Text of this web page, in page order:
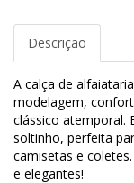
Descrição
A calça de
modelagem,
clássico atemporal.
soltinho, perfeita
camisetas e
e elegantes!